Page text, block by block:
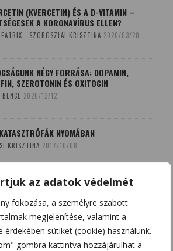
az adatok védelmét
fokozása, a személyre szabott
megjelenítése, valamint a
sütiket (cookie) használunk.
gombra kattintva hozzájárulhat a
(KVERCETIN) ÉS A D-VITAMIN –
A KORONAVÍRUS ELLEN?
- SZOBOSZLAI KRISZTINA 2020/03/20
NÉGY FORRÁSA: DOPAMIN,
SZEROTONIN ÉS OXITOCIN
2020/12/12
NYOMÁBAN
KRISZTINA 2017/10/08
KRISZTINA 2018/03/15